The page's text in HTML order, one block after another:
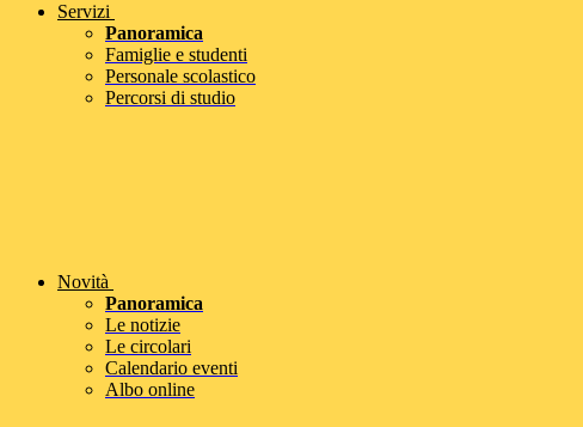
Servizi
Panoramica
Famiglie e studenti
Personale scolastico
Percorsi di studio
Novità
Panoramica
Le notizie
Le circolari
Calendario eventi
Albo online